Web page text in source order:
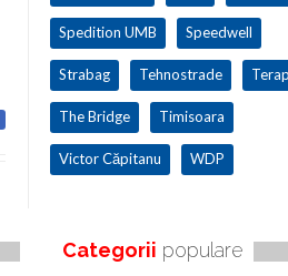
Spedition UMB Speedwell
Strabag Tehnostrade
The Bridge Timisoara
Victor Căpitanu WDP
Categorii populare